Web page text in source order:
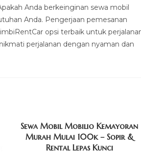
Anda berkeinginan sewa mobil
Anda. Pengerjaan pemesanan
opsi terbaik untuk
perjalanan dengan nyaman dan
Sewa Mobil Mobilio Kemayoran
Murah Mulai 100k – Sopir &
Rental Lepas Kunci